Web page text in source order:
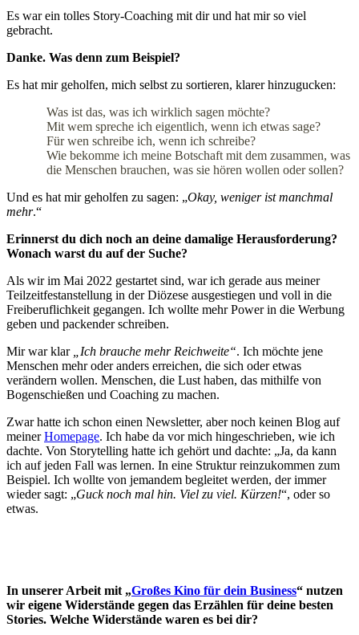
Es war ein tolles Story-Coaching mit dir und hat mir so viel
gebracht.
Danke. Was denn zum Beispiel?
Es hat mir geholfen, mich selbst zu sortieren, klarer hinzugucken:
Was ist das, was ich wirklich sagen möchte?
Mit wem spreche ich eigentlich, wenn ich etwas sage?
Für wen schreibe ich, wenn ich schreibe?
Wie bekomme ich meine Botschaft mit dem zusammen, was
die Menschen brauchen, was sie hören wollen oder sollen?
Und es hat mir geholfen zu sagen: „Okay, weniger ist manchmal
mehr.“
Erinnerst du dich noch an deine damalige Herausforderung?
Wonach warst du auf der Suche?
Als wir im Mai 2022 gestartet sind, war ich gerade aus meiner
Teilzeitfestanstellung in der Diözese ausgestiegen und voll in die
Freiberuflichkeit gegangen. Ich wollte mehr Power in die Werbung
geben und packender schreiben.
Mir war klar
„Ich brauche mehr Reichweite“. Ich möchte jene
Menschen mehr oder anders erreichen, die sich oder etwas
verändern wollen. Menschen, die Lust haben, das mithilfe von
Bogenschießen und Coaching zu machen.
Zwar hatte ich schon einen Newsletter, aber noch keinen Blog auf
meinerHomepage. Ich habe da vor mich hingeschrieben, wie ich
dachte. Von Storytelling hatte ich gehört und dachte: „Ja, da kann
ich auf jeden Fall was lernen. In eine Struktur reinzukommen zum
Beispiel. Ich wollte von jemandem begleitet werden, der immer
wieder sagt: „Guck noch mal hin. Viel zu viel. Kürzen!“, oder so
etwas.
In unserer Arbeit mit „Großes Kino für dein Business“ nutzen
wir eigene Widerstände gegen das Erzählen für deine besten
Stories. Welche Widerstände waren es bei dir?